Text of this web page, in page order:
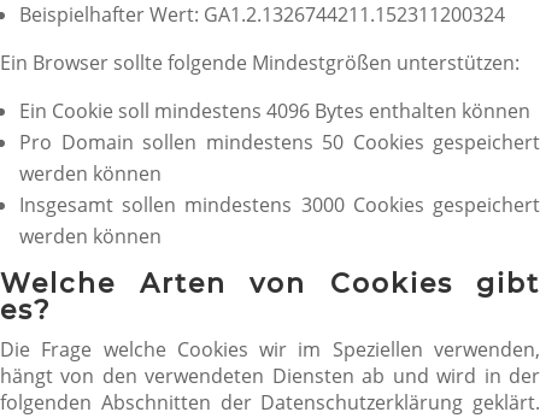
Beispielhafter Wert: GA1.2.1326744211.152311200324
Ein Browser sollte folgende Mindestgrößen unterstützen:
Ein Cookie soll mindestens 4096 Bytes enthalten können
Pro Domain sollen mindestens 50 Cookies gespeichert
werden können
Insgesamt sollen mindestens 3000 Cookies gespeichert
werden können
Welche Arten von Cookies gibt
es?
Die Frage welche Cookies wir im Speziellen verwenden,
hängt von den verwendeten Diensten ab und wird in der
folgenden Abschnitten der Datenschutzerklärung geklärt.